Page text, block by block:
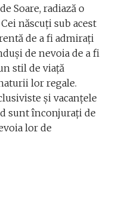
Soare, radiază o
născuți sub acest
de a fi admirați
de nevoia de a fi
stil de viață
lor regale.
și vacanțele
sunt înconjurați de
lor de